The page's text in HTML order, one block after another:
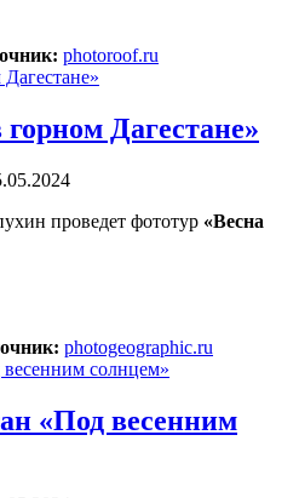
photoroof.ru
Дагестане»
проведет фототур «Весна
photogeographic.ru
«Под весенним